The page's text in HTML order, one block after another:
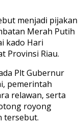
menjadi pijakan
Merah Putih
kado Hari
Provinsi Riau.
Plt Gubernur
pemerintah
relawan, serta
royong
tersebut.